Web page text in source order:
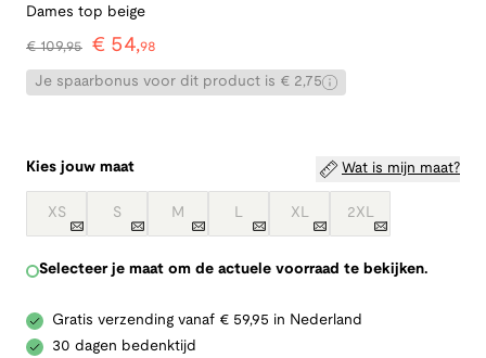
Dames top beige
€109,95 € 54,98
Je spaarbonus voor dit product is € 2,75
Kies jouw maat Wat is mijn maat?
XS S M L XL 2XL
Selecteer je maat om de actuele voorraad te bekijken.
Gratis verzending vanaf € 59,95 in Nederland
30 dagen bedenktijd